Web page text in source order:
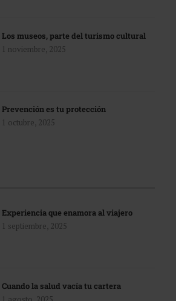
Los museos, parte del turismo cultural
1 noviembre, 2025
Prevención es tu protección
1 octubre, 2025
Experiencia que enamora al viajero
1 septiembre, 2025
Cuando la salud vacía tu cartera